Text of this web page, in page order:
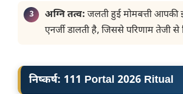
अग्नि तत्व: जलती हुई मोमबत्ती आपकी
एनर्जी डालती है, जिससे परिणाम तेजी से
​निष्कर्ष: 111 Portal 2026 Ritual